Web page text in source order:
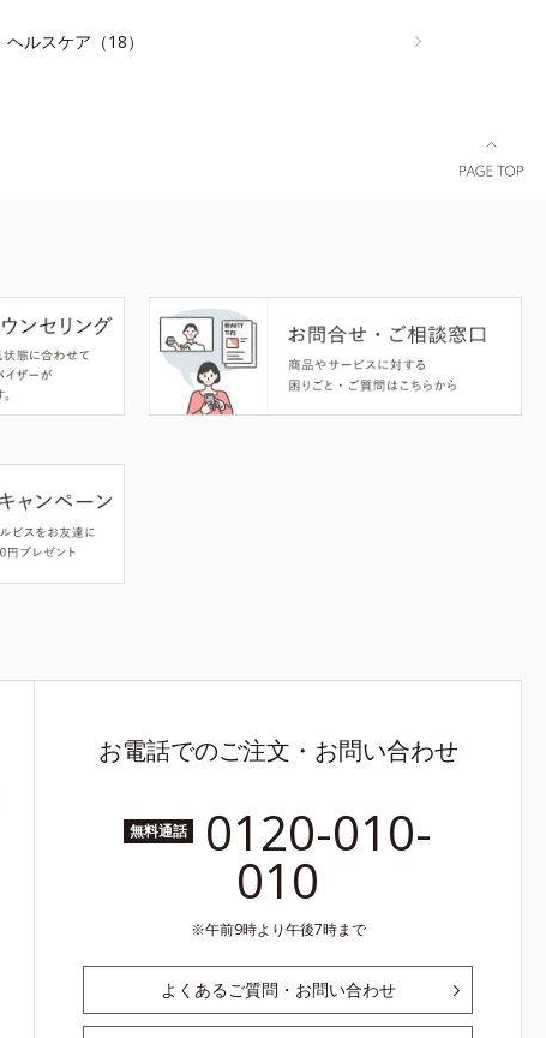
ヘルスケア（18）
お電話でのご注文・お問い合わせ
無料通話 0120-010-
010
午前9時より午後7時まで
よくあるご質問・お問い合わせ